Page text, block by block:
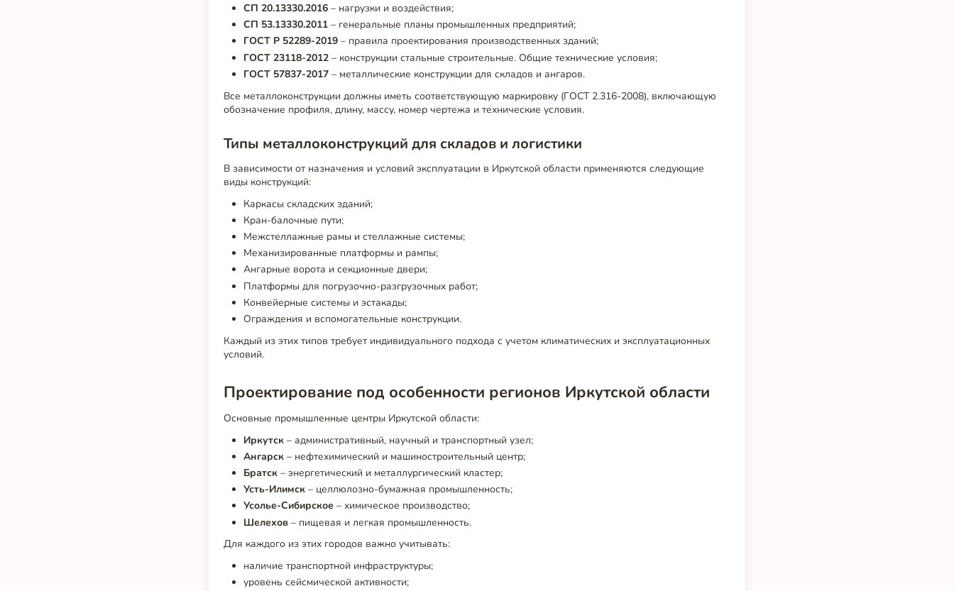
СП 20.13330.2016 – нагрузки и воздействия;
СП 53.13330.2011 – генеральные планы промышленных предприятий;
ГОСТ Р 52289-2019 – правила проектирования производственных зданий;
ГОСТ 23118-2012 – конструкции стальные строительные. Общие технические условия;
ГОСТ 57837-2017 – металлические конструкции для складов и ангаров.
Все металлоконструкции должны иметь соответствующую маркировку (ГОСТ 2.316-2008), включающую
обозначение профиля, длину, массу, номер чертежа и технические условия.
Типы металлоконструкций для складов и логистики
В зависимости от назначения и условий эксплуатации в Иркутской области применяются следующие
виды конструкций:
Каркасы складских зданий;
Кран-балочные пути;
Межстеллажные рамы и стеллажные системы;
Механизированные платформы и рампы;
Ангарные ворота и секционные двери;
Платформы для погрузочно-разгрузочных работ;
Конвейерные системы и эстакады;
Ограждения и вспомогательные конструкции.
Каждый из этих типов требует индивидуального подхода с учетом климатических и эксплуатационных
условий.
Проектирование под особенности регионов Иркутской области
Основные промышленные центры Иркутской области:
Иркутск – административный, научный и транспортный узел;
Ангарск – нефтехимический и машиностроительный центр;
Братск – энергетический и металлургический кластер;
Усть-Илимск – целлюлозно-бумажная промышленность;
Усолье-Сибирское – химическое производство;
Шелехов – пищевая и легкая промышленность.
Для каждого из этих городов важно учитывать:
наличие транспортной инфраструктуры;
уровень сейсмической активности;